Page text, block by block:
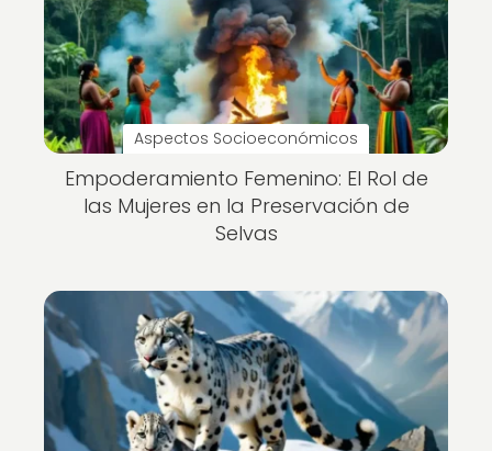
Aspectos Socioeconómicos
Empoderamiento Femenino: El Rol de
las Mujeres en la Preservación de
Selvas